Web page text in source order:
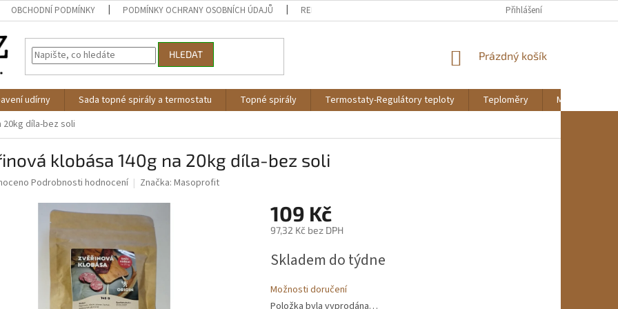
OBCHODNÍ PODMÍNKY PODMÍNKY OCHRANY OSOBNÍCH ÚDAJŮ REKLAMAČNÍ ŘÁD REKLAMAČNÍ FORMULÁŘ KE STAŽENÍ
Přihlášení
HLEDAT
NÁKUPNÍ
Prázdný košík
udírny Sada topné spirály a termostatu Topné spirály Termostaty-Regulátory teploty Teploměry
Montáž a
20kg díla-bez soli
klobása 140g na 20kg díla-bez soli
Podrobnosti hodnocení Značka: Masoprofit
109 Kč
97,32 Kč bez DPH
cena:
Skladem do týdne
Možnosti doručení